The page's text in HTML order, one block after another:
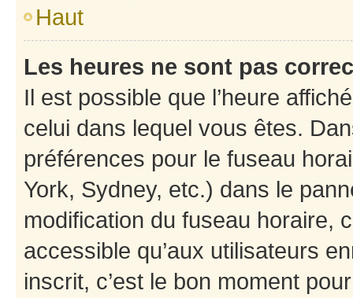
Haut
Les heures ne sont pas
Il est possible que l’heure
celui dans lequel vous êtes.
préférences pour le fuseau
York, Sydney, etc.) dans le
modification du fuseau horaire,
accessible qu’aux utilisateurs
inscrit, c’est le bon moment